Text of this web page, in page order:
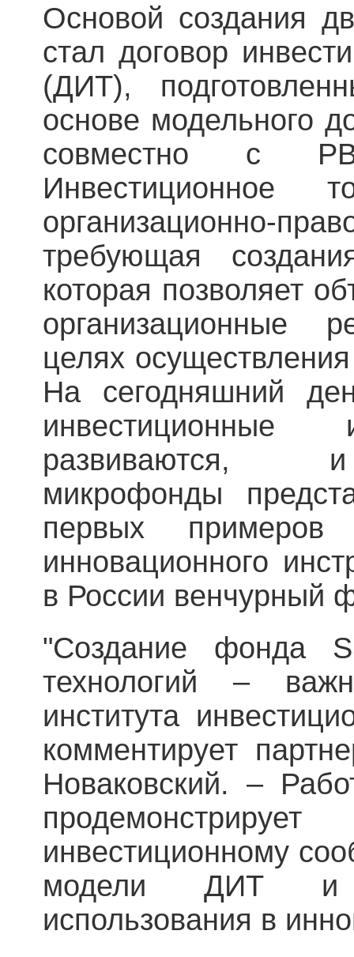
Основой создания
стал договор
(ДИТ),
основе модельного
совместно с
Инвестиционное
требующая
которая позволяет
организационные
целях
На сегодняшний
инвестиционные
развиваются,
микрофонды
первых примеров
инновационного
в России
"Создание фонда
технологий –
института
комментирует
Новаковский. –
инвестиционному
модели ДИТ и
использования в